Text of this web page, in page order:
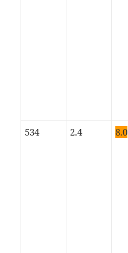
534
2.4 8.0